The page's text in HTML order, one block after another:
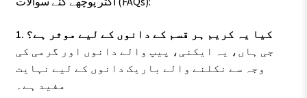
1. کیا یہ کریم ہر قسم کے دانوں کے لیے موثر ہے؟
جی ہاں، یہ ایکنی، پیپ والے دانوں اور گرمی کی
وجہ سے نکلنے والے باریک دانوں کے لیے نہایت
مفید ہے۔